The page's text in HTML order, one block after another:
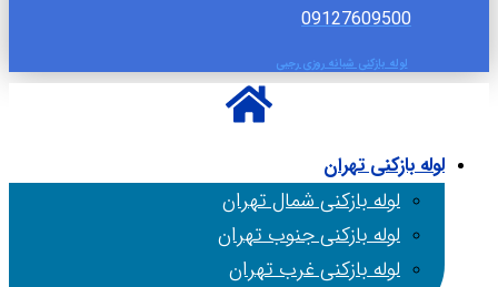
09127609500
لوله بازکنی شبانه روزی رجبی
لوله بازکنی تهران
لوله بازکنی شمال تهران
لوله بازکنی جنوب تهران
لوله بازکنی غرب تهران